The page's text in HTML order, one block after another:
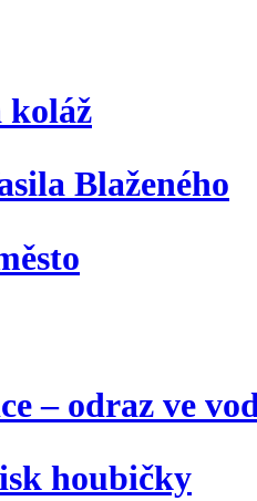
koláž
Blaženého
– odraz ve
houbičky